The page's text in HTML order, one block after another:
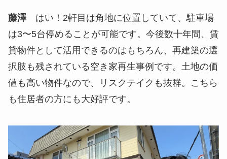
藤澤 はい！2軒目は角地に位置していて、駐車場
は3〜5台停めることが可能です。今後数十年間、賃
貸物件として活用できるのはもちろん、再建築の選
択肢も残されている空き家再生事例です。土地の価
値も高い物件なので、リスクテイクも抜群。こちら
も住居者の方にも大好評です。